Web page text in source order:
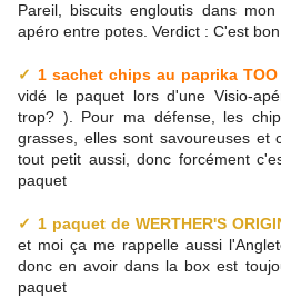
Pareil, biscuits engloutis dans
apéro entre potes. Verdict : C'est
✓ 1 sachet chips au paprika TOO
vidé le paquet lors d'une Visio-
trop? ). Pour ma défense, les
grasses, elles sont savoureuses et
tout petit aussi, donc forcément
paquet
✓ 1 paquet de WERTHER'S
et moi ça me rappelle aussi
donc en avoir dans la box est
paquet